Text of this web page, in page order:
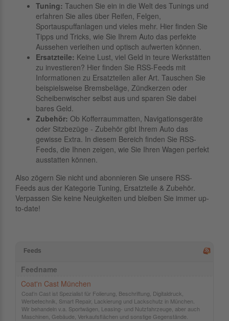
Tuning: Tauchen Sie ein in die Welt des Tunings und
erfahren Sie alles über Reifen, Felgen,
Sportauspuffanlagen und vieles mehr. Hier finden Sie
Tipps und Tricks, wie Sie Ihrem Auto das perfekte
Aussehen verleihen und optisch aufwerten können.
Ersatzteile: Keine Lust, viel Geld in teure Werkstätten
zu investieren? Hier finden Sie RSS-Feeds mit
Informationen zu Ersatzteilen aller Art. Tauschen Sie
beispielsweise Bremsbeläge, Zündkerzen oder
Scheibenwischer selbst aus und sparen Sie dabei
bares Geld.
Zubehör: Ob Kofferraummatten, Navigationsgeräte
oder Sitzbezüge - Zubehör gibt Ihrem Auto das
gewisse Extra. In diesem Bereich finden Sie RSS-
Feeds, die Ihnen zeigen, wie Sie Ihren Wagen perfekt
ausstatten können.
Also zögern Sie nicht und abonnieren Sie unsere RSS-
Feeds aus der Kategorie Tuning, Ersatzteile & Zubehör.
Verpassen Sie keine Neuigkeiten und bleiben Sie immer up-
to-date!
Feeds
Feedname
Coat'n Cast München
Coat’n Cast ist Spezialist für Folierung, Beschriftung, Digitaldruck,
Werbetechnik, Smart Repair, Lackierung und Lackschutz in München.
Wir behandeln v.a. Sportwägen, Leasing- und Nutzfahrzeuge, aber auch
Maschinen, Gebäude, Verkaufsflächen und sonstige Gegenstände.